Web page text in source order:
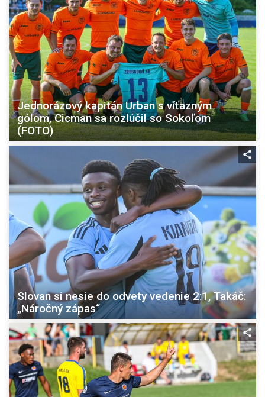
Jednorázový kapitán Urban s víťazným
gólom, Cicman sa rozlúčil so Sokoľom
(FOTO)
Slovan si nesie do odvety vedenie 2:1, Takáč:
„Náročný zápas“